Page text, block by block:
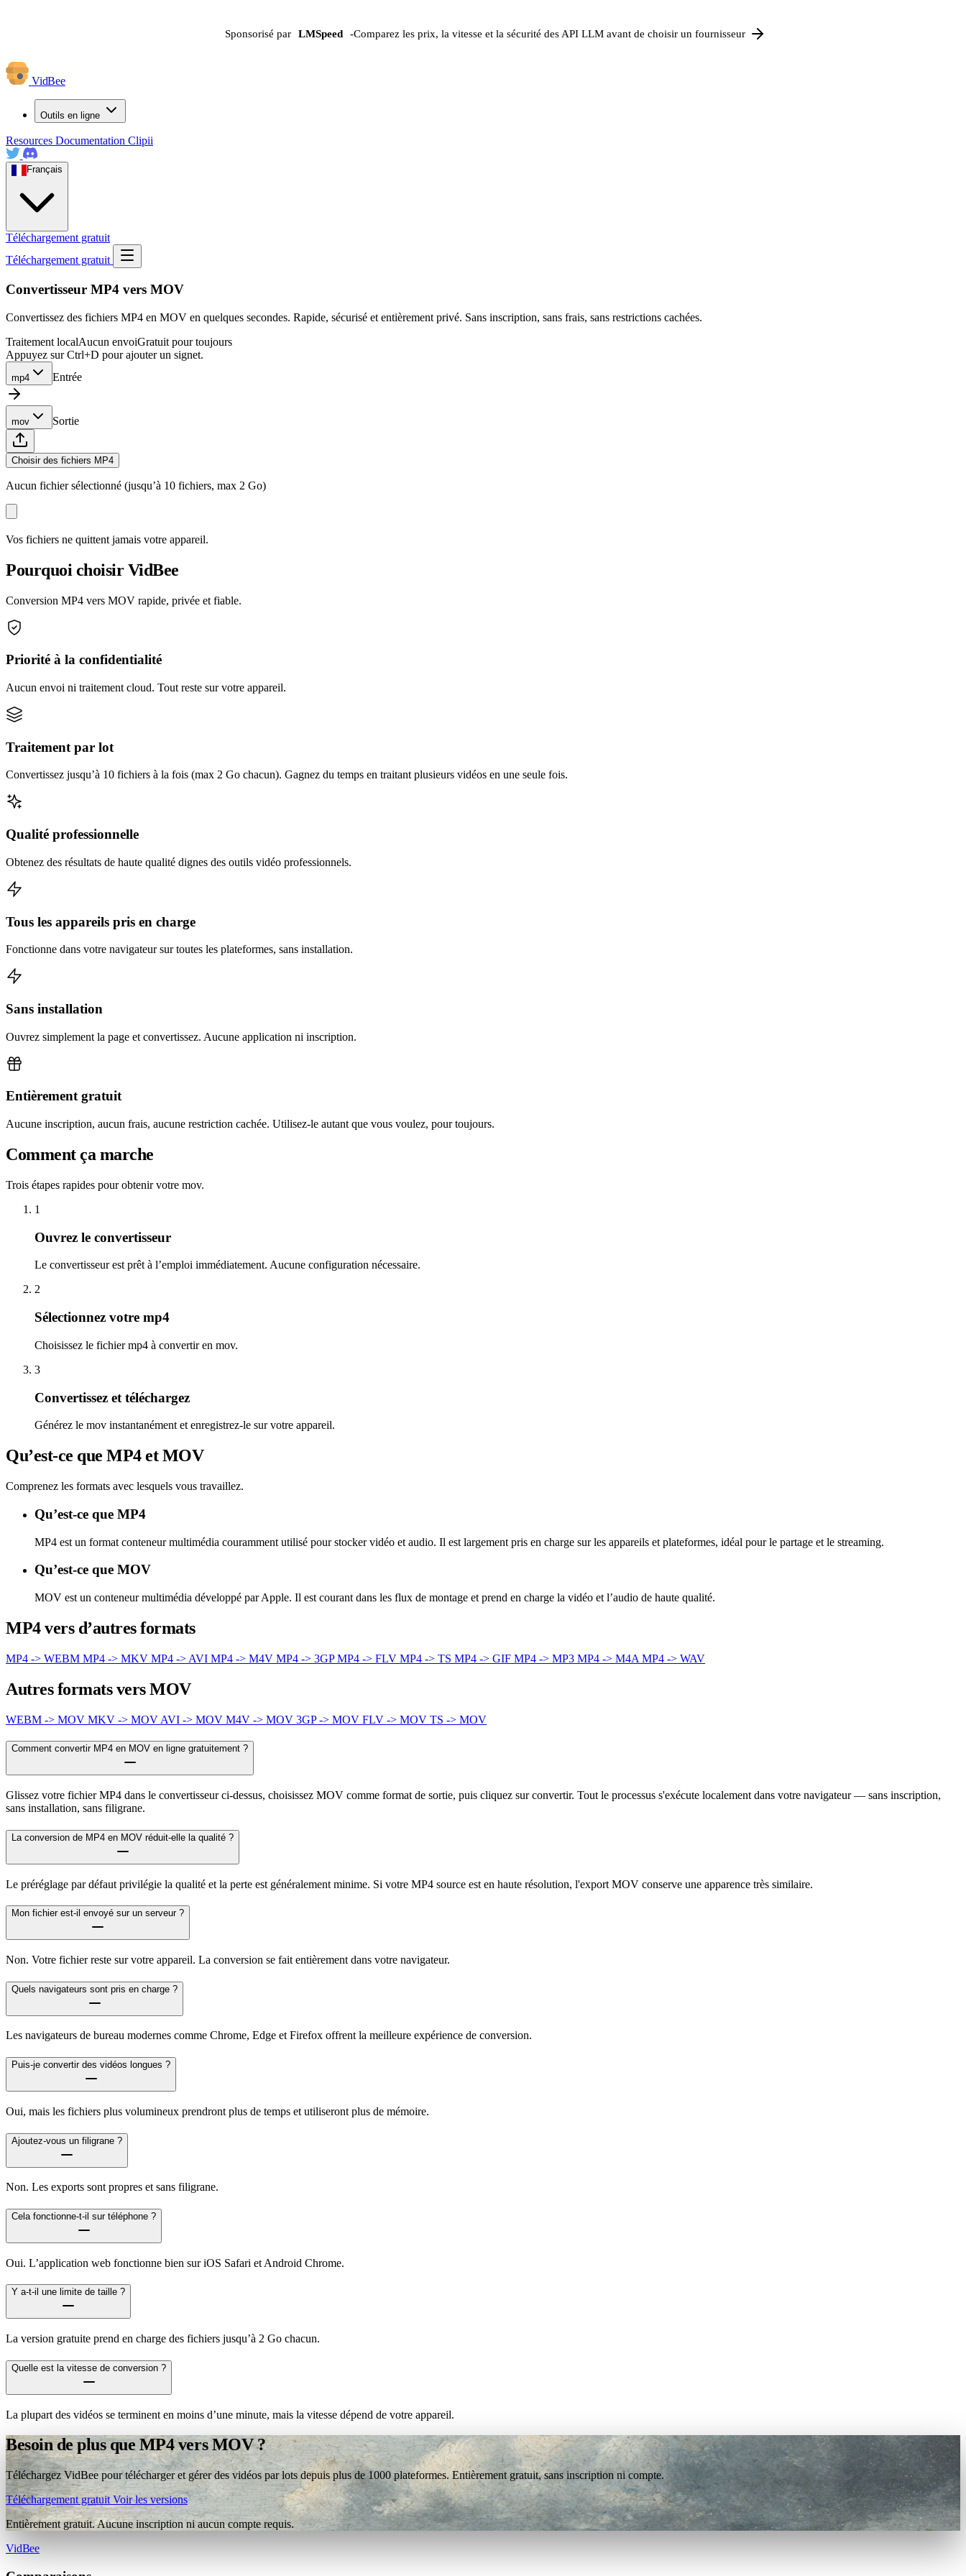
Sponsorisé par LMSpeed -Comparez les prix, la vitesse et la sécurité des API LLM avant de choisir un fournisseur
VidBee
Outils en ligne
Resources Documentation Clipii
Français
Téléchargement gratuit
Téléchargement gratuit
Convertisseur MP4 vers MOV
Convertissez des fichiers MP4 en MOV en quelques secondes. Rapide, sécurisé et entièrement privé. Sans inscription, sans frais, sans restrictions cachées.
Traitement localAucun envoiGratuit pour toujours
Appuyez sur Ctrl+D pour ajouter un signet.
mp4 Entrée
mov Sortie
Choisir des fichiers MP4
Aucun fichier sélectionné (jusqu’à 10 fichiers, max 2 Go)
Vos fichiers ne quittent jamais votre appareil.
Pourquoi choisir VidBee
Conversion MP4 vers MOV rapide, privée et fiable.
Priorité à la confidentialité
Aucun envoi ni traitement cloud. Tout reste sur votre appareil.
Traitement par lot
Convertissez jusqu’à 10 fichiers à la fois (max 2 Go chacun). Gagnez du temps en traitant plusieurs vidéos en une seule fois.
Qualité professionnelle
Obtenez des résultats de haute qualité dignes des outils vidéo professionnels.
Tous les appareils pris en charge
Fonctionne dans votre navigateur sur toutes les plateformes, sans installation.
Sans installation
Ouvrez simplement la page et convertissez. Aucune application ni inscription.
Entièrement gratuit
Aucune inscription, aucun frais, aucune restriction cachée. Utilisez-le autant que vous voulez, pour toujours.
Comment ça marche
Trois étapes rapides pour obtenir votre mov.
1
Ouvrez le convertisseur
Le convertisseur est prêt à l’emploi immédiatement. Aucune configuration nécessaire.
2
Sélectionnez votre mp4
Choisissez le fichier mp4 à convertir en mov.
3
Convertissez et téléchargez
Générez le mov instantanément et enregistrez-le sur votre appareil.
Qu’est-ce que MP4 et MOV
Comprenez les formats avec lesquels vous travaillez.
Qu’est-ce que MP4
MP4 est un format conteneur multimédia couramment utilisé pour stocker vidéo et audio. Il est largement pris en charge sur les appareils et plateformes, idéal pour le partage et le streaming.
Qu’est-ce que MOV
MOV est un conteneur multimédia développé par Apple. Il est courant dans les flux de montage et prend en charge la vidéo et l’audio de haute qualité.
MP4 vers d’autres formats
MP4 -> WEBM MP4 -> MKV MP4 -> AVI MP4 -> M4V MP4 -> 3GPMP4 -> FLV MP4 -> TS MP4 -> GIF MP4 -> MP3 MP4 -> M4A MP4 -> WAV
Autres formats vers MOV
WEBM -> MOV MKV -> MOV AVI -> MOV M4V -> MOV 3GP -> MOV FLV -> MOV TS -> MOV
Comment convertir MP4 en MOV en ligne gratuitement ?
Glissez votre fichier MP4 dans le convertisseur ci-dessus, choisissez MOV comme format de sortie, puis cliquez sur convertir. Tout le processus s'exécute localement dans votre navigateur — sans inscription,
sans installation, sans filigrane.
La conversion de MP4 en MOV réduit-elle la qualité ?
Le préréglage par défaut privilégie la qualité et la perte est généralement minime. Si votre MP4 source est en haute résolution, l'export MOV conserve une apparence très similaire.
Mon fichier est-il envoyé sur un serveur ?
Non. Votre fichier reste sur votre appareil. La conversion se fait entièrement dans votre navigateur.
Quels navigateurs sont pris en charge ?
Les navigateurs de bureau modernes comme Chrome, Edge et Firefox offrent la meilleure expérience de conversion.
Puis-je convertir des vidéos longues ?
Oui, mais les fichiers plus volumineux prendront plus de temps et utiliseront plus de mémoire.
Ajoutez-vous un filigrane ?
Non. Les exports sont propres et sans filigrane.
Cela fonctionne-t-il sur téléphone ?
Oui. L’application web fonctionne bien sur iOS Safari et Android Chrome.
Y a-t-il une limite de taille ?
La version gratuite prend en charge des fichiers jusqu’à 2 Go chacun.
Quelle est la vitesse de conversion ?
La plupart des vidéos se terminent en moins d’une minute, mais la vitesse dépend de votre appareil.
Besoin de plus que MP4 vers MOV ?
Téléchargez VidBee pour télécharger et gérer des vidéos par lots depuis plus de 1000 plateformes. Entièrement gratuit, sans inscription ni compte.
Téléchargement gratuitVoir les versions
Entièrement gratuit. Aucune inscription ni aucun compte requis.
VidBee